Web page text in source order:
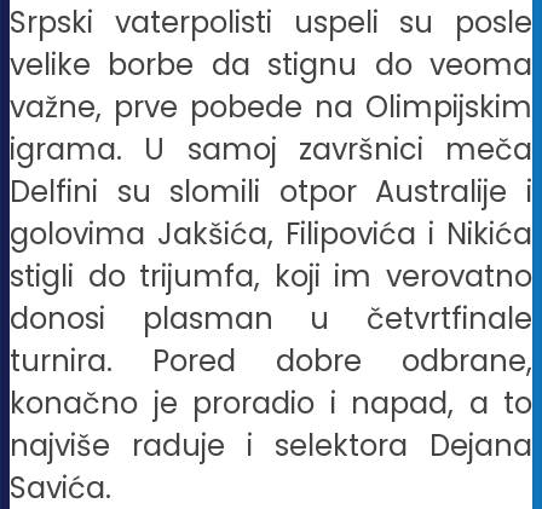
Srpski vaterpolisti uspeli su posle
velike borbe da stignu do veoma
važne, prve pobede na Olimpijskim
igrama. U samoj završnici meča
Delfini su slomili otpor Australije i
golovima Jakšića, Filipovića i Nikića
stigli do trijumfa, koji im verovatno
donosi plasman u četvrtfinale
turnira. Pored dobre odbrane,
konačno je proradio i napad, a to
najviše raduje i selektora Dejana
Savića.